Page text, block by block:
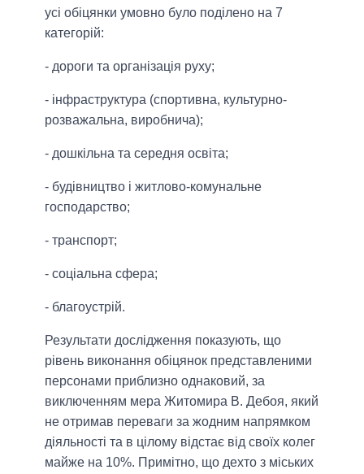
усі обіцянки умовно було поділено на 7
категорій:
- дороги та організація руху;
- інфраструктура (спортивна, культурно-
розважальна, виробнича);
- дошкільна та середня освіта;
- будівництво і житлово-комунальне
господарство;
- транспорт;
- соціальна сфера;
- благоустрій.
Результати дослідження показують, що
рівень виконання обіцянок представленими
персонами приблизно однаковий, за
виключенням мера Житомира В. Дебоя, який
не отримав переваги за жодним напрямком
діяльності та в цілому відстає від своїх колег
майже на 10%. Примітно, що дехто з міських